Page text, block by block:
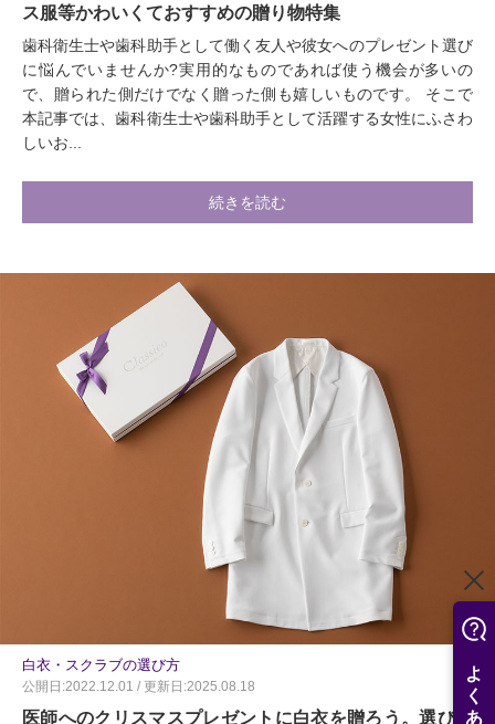
ス服等かわいくておすすめの贈り物特集
歯科衛生士や歯科助手として働く友人や彼女へのプレゼント選び
に悩んでいませんか?実用的なものであれば使う機会が多いの
で、贈られた側だけでなく贈った側も嬉しいものです。 そこで
本記事では、歯科衛生士や歯科助手として活躍する女性にふさわ
しいお...
続きを読む
白衣・スクラブの選び方
公開日:2022.12.01 / 更新日:2025.08.18
医師へのクリスマスプレゼントに白衣を贈ろう。選び方